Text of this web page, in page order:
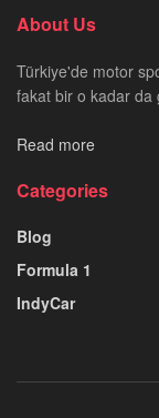
About Us
Türkiye'de motor
fakat bir o kadar da
Read more
Categories
Blog
Formula 1
IndyCar